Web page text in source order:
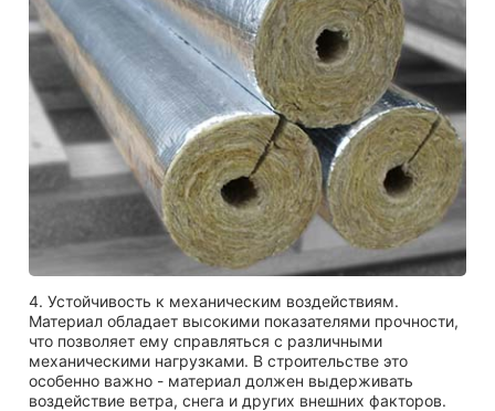
4. Устойчивость к механическим воздействиям.
Материал обладает высокими показателями прочности,
что позволяет ему справляться с различными
механическими нагрузками. В строительстве это
особенно важно - материал должен выдерживать
воздействие ветра, снега и других внешних факторов.